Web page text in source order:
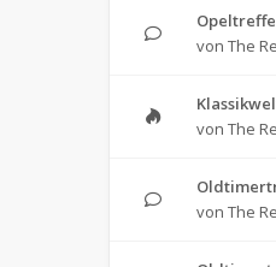
von The
von The
von The